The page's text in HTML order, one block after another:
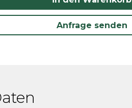
Anfrage senden